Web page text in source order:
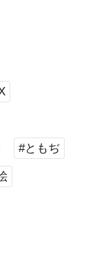
#ともぢ